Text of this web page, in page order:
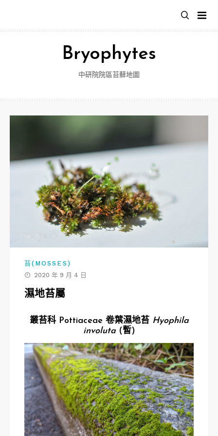
主
Bryophytes
中研院院區苔蘚地圖
苔(MOSSES)
2020 年 9 月 4 日
濕地苔屬
叢苔科 Pottiaceae 卷葉濕地苔 Hyophila
involuta (暫)